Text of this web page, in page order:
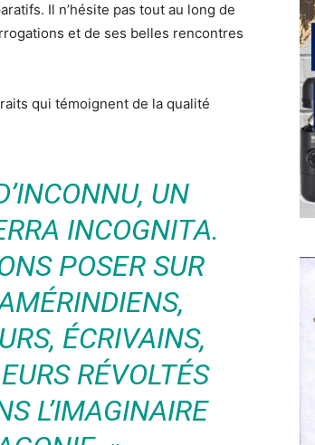
Il n’hésite pas tout au long de
et de ses belles rencontres
qui témoignent de la qualité
UN
INCOGNITA.
POSER SUR
ÉCRIVAINS,
RÉVOLTÉS
L’IMAGINAIRE